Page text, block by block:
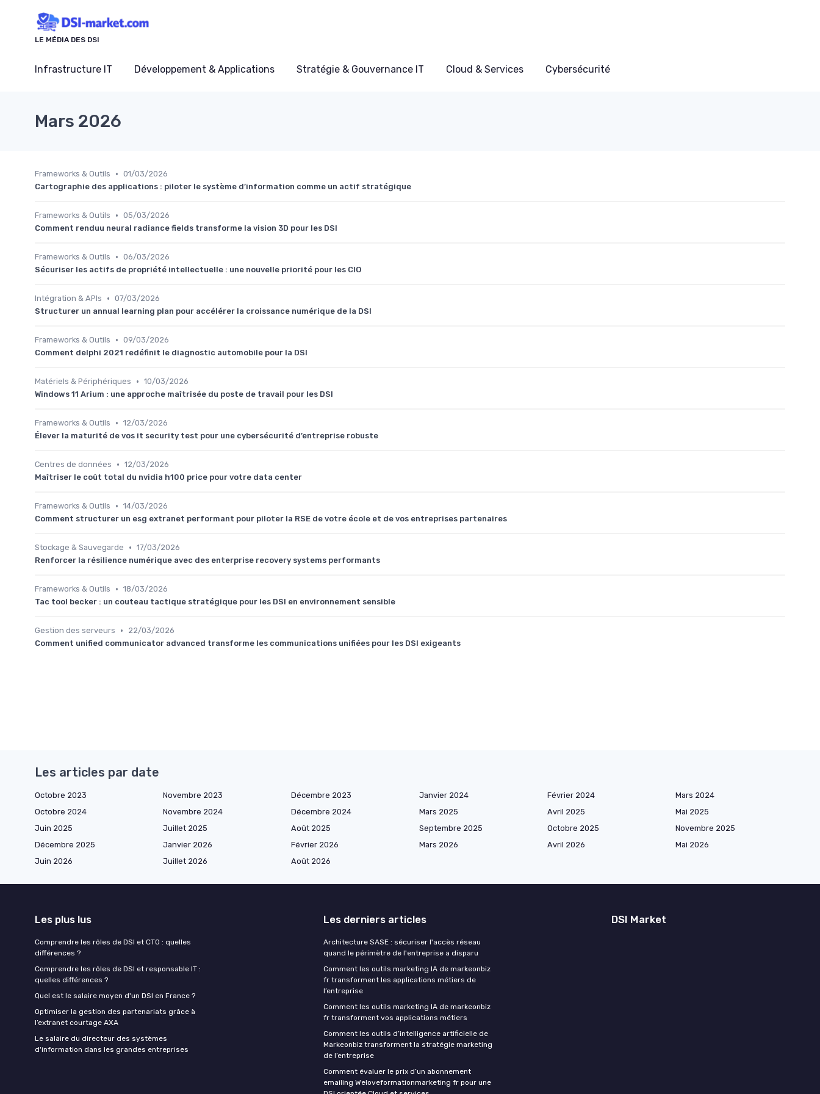
LE MÉDIA DES DSI
Infrastructure IT Développement & Applications Stratégie & Gouvernance IT Cloud & Services Cybersécurité
Mars 2026
Frameworks & Outils • 01/03/2026
Cartographie des applications : piloter le système d’information comme un actif stratégique
Frameworks & Outils • 05/03/2026
Comment renduu neural radiance fields transforme la vision 3D pour les DSI
Frameworks & Outils • 06/03/2026
Sécuriser les actifs de propriété intellectuelle : une nouvelle priorité pour les CIO
Intégration & APIs • 07/03/2026
Structurer un annual learning plan pour accélérer la croissance numérique de la DSI
Frameworks & Outils • 09/03/2026
Comment delphi 2021 redéfinit le diagnostic automobile pour la DSI
Matériels & Périphériques • 10/03/2026
Windows 11 Arium : une approche maîtrisée du poste de travail pour les DSI
Frameworks & Outils • 12/03/2026
Élever la maturité de vos it security test pour une cybersécurité d’entreprise robuste
Centres de données • 12/03/2026
Maîtriser le coût total du nvidia h100 price pour votre data center
Frameworks & Outils • 14/03/2026
Comment structurer un esg extranet performant pour piloter la RSE de votre école et de vos entreprises partenaires
Stockage & Sauvegarde • 17/03/2026
Renforcer la résilience numérique avec des enterprise recovery systems performants
Frameworks & Outils • 18/03/2026
Tac tool becker : un couteau tactique stratégique pour les DSI en environnement sensible
Gestion des serveurs •
22/03/2026
Comment unified communicator advanced transforme les communications unifiées pour les DSI exigeants
Les articles par date
Octobre 2023 Novembre 2023 Décembre 2023 Janvier 2024 Février 2024
Mars 2024
Octobre 2024
Novembre 2024 Décembre 2024 Mars 2025 Avril 2025
Mai 2025
Juin 2025
Juillet 2025 Août 2025 Septembre 2025 Octobre 2025
Novembre 2025
Décembre 2025
Janvier 2026 Février 2026 Mars 2026 Avril 2026
Mai 2026
Juin 2026
Juillet 2026 Août 2026
Les plus lus
Comprendre les rôles de DSI et CTO : quelles
différences ?
Comprendre les rôles de DSI et responsable IT :
quelles différences ?
Quel est le salaire moyen d'un DSI en France ?
Optimiser la gestion des partenariats grâce à
l’extranet courtage AXA
Le salaire du directeur des systèmes
d'information dans les grandes entreprises
Les derniers articles
Architecture SASE : sécuriser l'accès réseau
quand le périmètre de l'entreprise a disparu
Comment les outils marketing IA de markeonbiz
fr transforment les applications métiers de
l’entreprise
Comment les outils marketing IA de markeonbiz
fr transforment vos applications métiers
Comment les outils d’intelligence artificielle de
Markeonbiz transforment la stratégie marketing
de l’entreprise
Comment évaluer le prix d’un abonnement
emailing Weloveformationmarketing fr pour une
DSI Market